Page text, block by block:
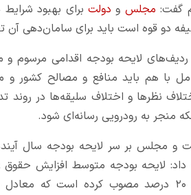
گفت: مجلس و دولت برای بهبود
دو قوه است باید برای سامان‌دهی آن
لایحه بودجه اقدامی مرسوم و
با هم باید منافع و مصالح کشور و
نظرها و اختلاف سلیقه‌‌ها در
منجر به رودرویی رسانه‌ای شود.
مجلس بر سر‌ لایحه بودجه سال آینده که